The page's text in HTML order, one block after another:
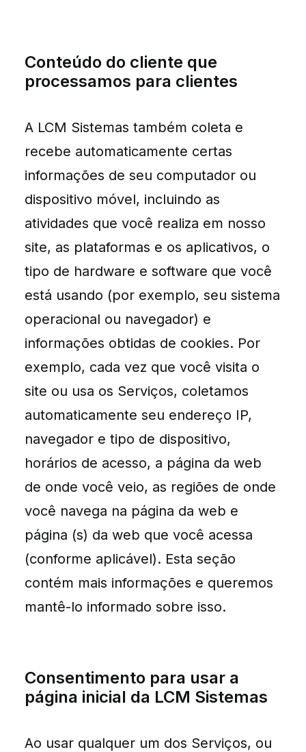
Conteúdo do cliente que
processamos para clientes
A LCM Sistemas também coleta e
recebe automaticamente certas
informações de seu computador ou
dispositivo móvel, incluindo as
atividades que você realiza em nosso
site, as plataformas e os aplicativos, o
tipo de hardware e software que você
está usando (por exemplo, seu sistema
operacional ou navegador) e
informações obtidas de cookies. Por
exemplo, cada vez que você visita o
site ou usa os Serviços, coletamos
automaticamente seu endereço IP,
navegador e tipo de dispositivo,
horários de acesso, a página da web
de onde você veio, as regiões de onde
você navega na página da web e
página (s) da web que você acessa
(conforme aplicável). Esta seção
contém mais informações e queremos
mantê-lo informado sobre isso.
Consentimento para usar a
página inicial da LCM Sistemas
Ao usar qualquer um dos Serviços, ou